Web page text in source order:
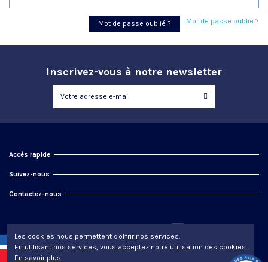
Mot de passe oublié ?
Mot de passe oublié ?
Inscrivez-vous à notre newsletter
Accès rapide
Suivez-nous
Contactez-nous
Les cookies nous permettent d'offrir nos services.
En utilisant nos services, vous acceptez notre utilisation des cookies.
En savoir plus